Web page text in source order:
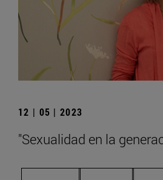
12 | 05 | 2023
"Sexualidad en la